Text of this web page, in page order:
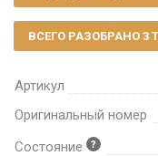
Артикул
Оригинальный номер
Состояние
ВСЕГО РАЗОБРАНО 3